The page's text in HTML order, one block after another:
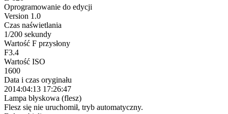
Oprogramowanie do edycji
Version 1.0
Czas naświetlania
1/200 sekundy
Wartość F przysłony
F3.4
Wartość ISO
1600
Data i czas oryginału
2014:04:13 17:26:47
Lampa błyskowa (flesz)
Flesz się nie uruchomił, tryb automatyczny.